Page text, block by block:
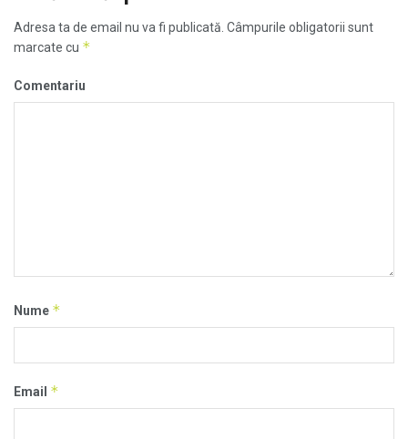
Adresa ta de email nu va fi publicată. Câmpurile obligatorii sunt
marcate cu *
Comentariu
Nume *
Email *